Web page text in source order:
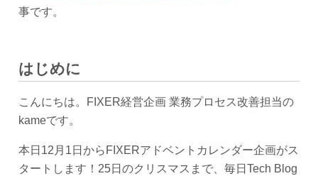
事です。
はじめに
こんにちは。FIXER経営企画 業務プロセス改善担当の
kameです。
本日12月1日からFIXERアドベントカレンダー企画がス
タートします！25日のクリスマスまで、毎日Tech Blog